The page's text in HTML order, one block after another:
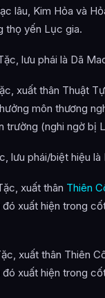
lâu, Kim Hỏa và
thọ yến Lục gia.
lưu phái là Dã
xuất thân Thuật
môn thương
trường (nghi ngờ bị
lưu phái/biệt hiệu
xuất thân Thiên
xuất hiện trong
xuất thân Thiên
xuất hiện trong